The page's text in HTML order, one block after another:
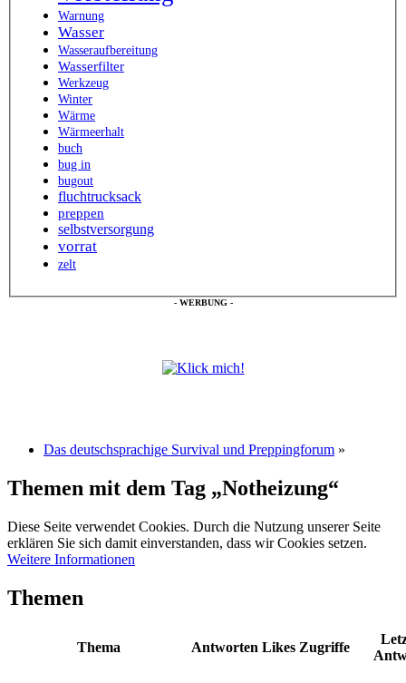
Warnung
Wasser
Wasseraufbereitung
Wasserfilter
Werkzeug
Winter
Wärme
Wärmeerhalt
buch
bug in
bugout
fluchtrucksack
preppen
selbstversorgung
vorrat
zelt
- WERBUNG -
Das deutschsprachige Survival und Preppingforum »
Themen mit dem Tag „Notheizung“
Diese Seite verwendet Cookies. Durch die Nutzung unserer Seite
erklären Sie sich damit einverstanden, dass wir Cookies setzen.
Weitere Informationen
Themen
Thema Antworten Likes Zugriffe